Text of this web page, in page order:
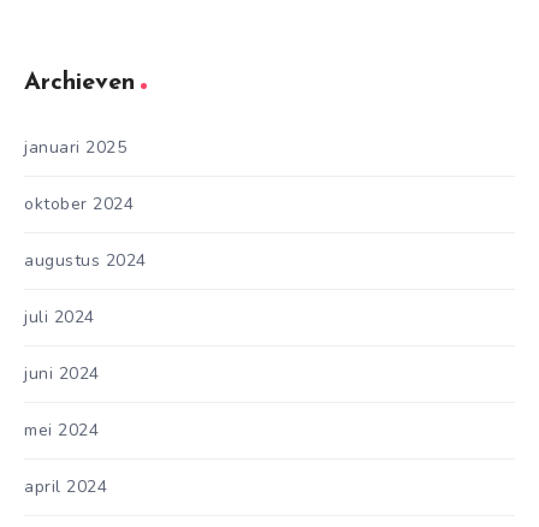
Archieven
januari 2025
oktober 2024
augustus 2024
juli 2024
juni 2024
mei 2024
april 2024